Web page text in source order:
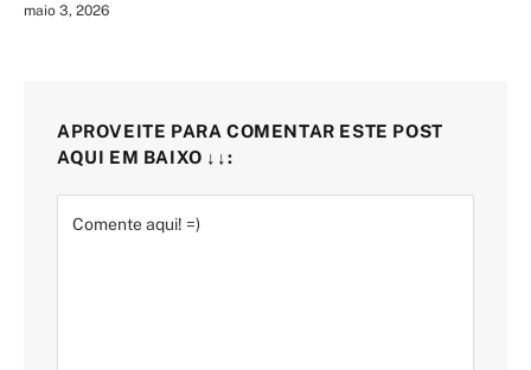
maio 3, 2026
APROVEITE PARA COMENTAR ESTE POST
AQUI EM BAIXO ↓↓: